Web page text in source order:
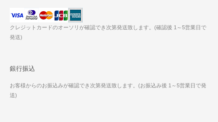
クレジットカードのオーソリが確認でき次第発送致します。(確認後 1～5営業日で
発送)
銀行振込
お客様からのお振込みが確認でき次第発送致します。(お振込み後 1～5営業日で発
送)